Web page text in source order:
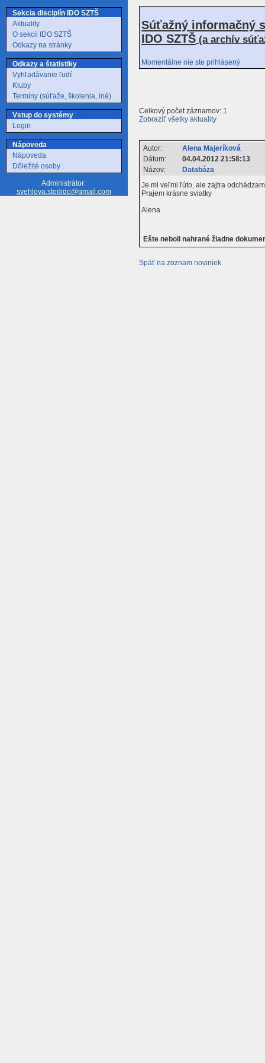
Sekcia disciplín IDO SZTŠ
Aktuality
O sekcii IDO SZTŠ
Odkazy na stránky
Odkazy a štatistiky
Vyhľadávanie ľudí
Kluby
Termíny (súťaže, školenia, iné)
Vstup do systémy
Login
Nápoveda
Nápoveda
Dôležité osoby
Administrátor:
svehlova.stodido@gmail.com
Súťažný informačný
IDO SZTŠ (a archív
Momentálne nie ste prihlásený
Celkový počet záznamov: 1
Zobraziť všetky aktuality
Autor:
Alena Majeríková
Dátum:
04.04.2012 21:58:13
Názov:
Databáza
Je mi veľmi ľúto, ale zajtra
Prajem krásne sviatky
Alena
Ešte neboli nahrané žiadne
Späť na zoznam noviniek